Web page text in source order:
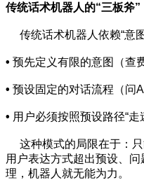
传统话术机器人的“三板斧”
传统话术机器人依赖“意
• 预先定义有限的意图（查
• 预设固定的对话流程（问
• 用户必须按照预设路径“走
这种模式的局限在于：只
用户表达方式超出预设、
理，机器人就无能为力。